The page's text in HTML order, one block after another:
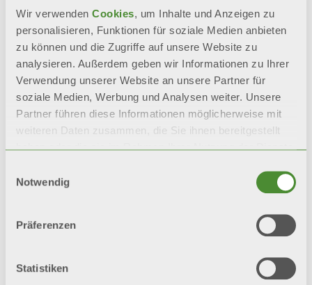
Wir verwenden Cookies, um Inhalte und Anzeigen zu
personalisieren, Funktionen für soziale Medien anbieten
zu können und die Zugriffe auf unsere Website zu
analysieren. Außerdem geben wir Informationen zu Ihrer
Verwendung unserer Website an unsere Partner für
soziale Medien, Werbung und Analysen weiter. Unsere
Partner führen diese Informationen möglicherweise mit
weiteren Daten zusammen, die Sie ihnen bereitgestellt
haben oder die sie im Rahmen Ihrer Nutzung der Dienste
Notwendig
Präferenzen
Statistiken
TAC-DATENSCHUTZRICHTLINIE
DATENSCHUTZERKLÄRUNG DER LIEFERANTEN
MARKETING-DATENSCHUTZERKLÄRUNG
© FONDITAL S.p.A. Società a unico socio
Sede Legale e Amministrativa
Via Cerreto, 40 - 25079 VOBARNO (Brescia) Italia